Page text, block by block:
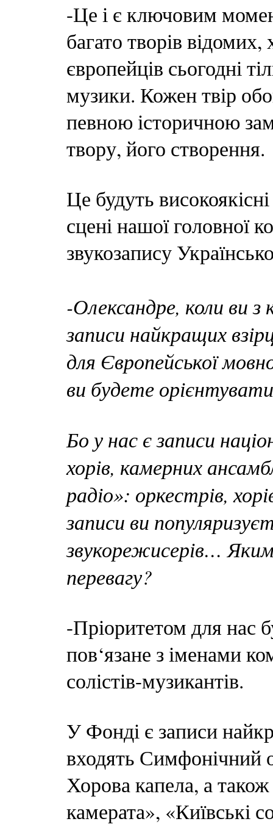
-Це і є ключовим
багато творів
європейців сьогодні
музики. Кожен твір
певною історичною
твору, його створення.
Це будуть
сцені нашої головної
звукозапису
-Олександре, коли ви
записи найкращих
для Європейської
ви будете
Бо у нас є записи
хорів, камерних
радіо»: оркестрів,
записи ви
звукорежисерів…
перевагу?
-Пріоритетом для нас
пов‘язане з іменами
солістів-музикантів.
У Фонді є записи
входять Симфонічний
Хорова капела, а також
камерата», «Київські